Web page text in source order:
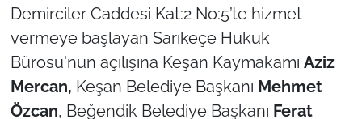
Demirciler Caddesi Kat:2 No:5’te hizmet
vermeye başlayan Sarıkeçe Hukuk
Bürosu'nun açılışına Keşan Kaymakamı Aziz
Mercan, Keşan Belediye Başkanı Mehmet
Özcan, Beğendik Belediye Başkanı Ferat
ÇANAKKALE
TÜRKİYE
Bölge